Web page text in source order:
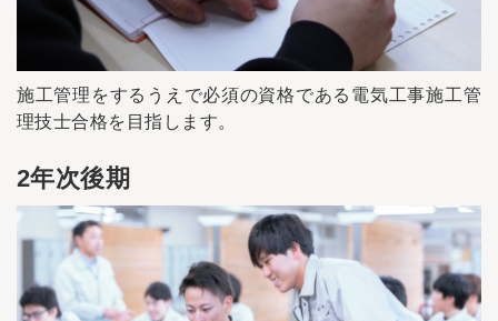
施工管理をするうえで必須の資格である電気工事施工管
理技士合格を目指します。
2年次後期